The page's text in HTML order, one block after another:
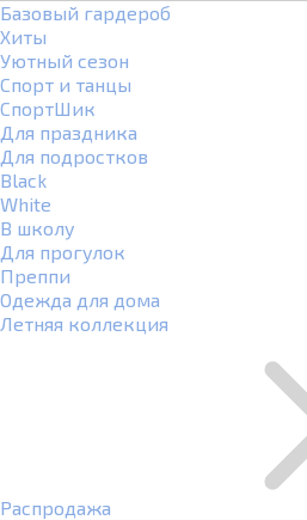
Базовый гардероб
Хиты
Уютный сезон
Спорт и танцы
СпортШик
Для праздника
Для подростков
Black
White
В школу
Для прогулок
Преппи
Одежда для дома
Летняя коллекция
Распродажа